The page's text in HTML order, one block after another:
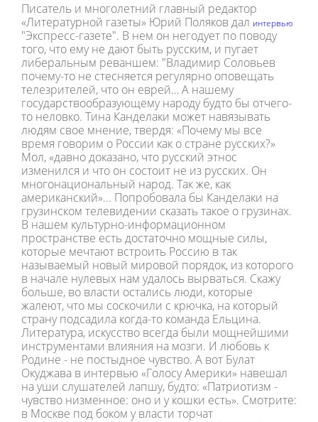
Писатель и многолетний главный редактор
«Литературной газеты» Юрий Поляков дал интервью
"Экспресс-газете". В нем он негодует по поводу
того, что ему не дают быть русским, и пугает
либеральным реваншем: "Владимир Соловьев
почему-то не стесняется регулярно оповещать
телезрителей, что он еврей… А нашему
государствообразующему народу будто бы отчего-
то неловко. Тина Канделаки может навязывать
людям свое мнение, твердя: «Почему мы все
время говорим о России как о стране русских?»
Мол, «давно доказано, что русский этнос
изменился и что он состоит не из русских. Он
многонациональный народ. Так же, как
американский»... Попробовала бы Канделаки на
грузинском телевидении сказать такое о грузинах.
В нашем культурно-информационном
пространстве есть достаточно мощные силы,
которые мечтают встроить Россию в так
называемый новый мировой порядок, из которого
в начале нулевых нам удалось вырваться. Скажу
больше, во власти остались люди, которые
жалеют, что мы соскочили с крючка, на который
страну подсадила когда-то команда Ельцина.
Литература, искусство всегда были мощнейшими
инструментами влияния на мозги. И любовь к
Родине - не постыдное чувство. А вот Булат
Окуджава в интервью «Голосу Америки» навешал
на уши слушателей лапшу, будто: «Патриотизм -
чувство низменное: оно и у кошки есть». Смотрите:
в Москве под боком у власти торчат